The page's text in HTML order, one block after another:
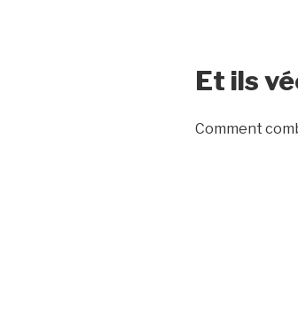
Et ils
Comment